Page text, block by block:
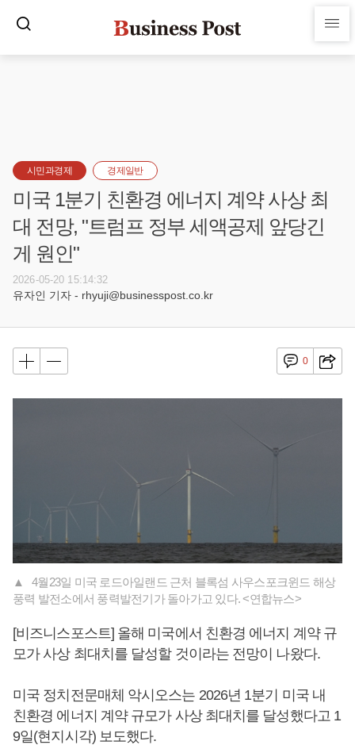
시민과경제 경제일반
미국 1분기 친환경 에너지 계약 사상 최
대 전망, "트럼프 정부 세액공제 앞당긴
게 원인"
2026-05-20 15:14:32
유자인 기자 - rhyuji@businesspost.co.kr
0
▲ 4월23일 미국 로드아일랜드 근처 블록섬 사우스포크윈드 해상
풍력 발전소에서 풍력발전기가 돌아가고 있다. <연합뉴스>
[비즈니스포스트] 올해 미국에서 친환경 에너지 계약 규
모가 사상 최대치를 달성할 것이라는 전망이 나왔다.
미국 정치전문매체 악시오스는 2026년 1분기 미국 내
친환경 에너지 계약 규모가 사상 최대치를 달성했다고 1
9일(현지시각) 보도했다.